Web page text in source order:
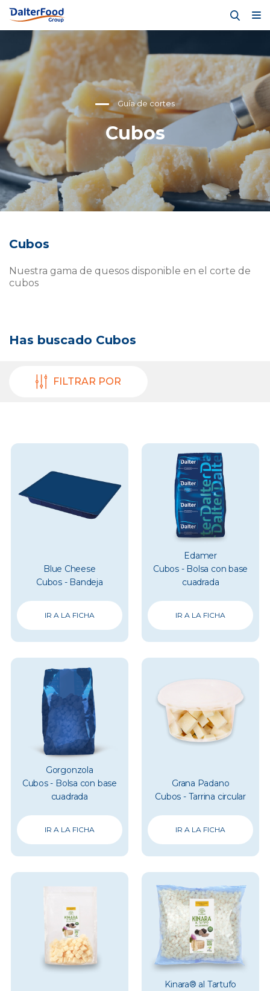
Cubos
Guía de cortes
Cubos
Nuestra gama de quesos disponible en el corte de
cubos
Has buscado Cubos
FILTRAR POR
Blue Cheese
Cubos - Bandeja
IR A LA FICHA
Edamer
Cubos - Bolsa con base
cuadrada
IR A LA FICHA
Gorgonzola
Cubos - Bolsa con base
cuadrada
IR A LA FICHA
Grana Padano
Cubos - Tarrina circular
IR A LA FICHA
Kinara® al Tartufo